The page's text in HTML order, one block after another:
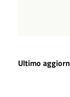
Ultimo